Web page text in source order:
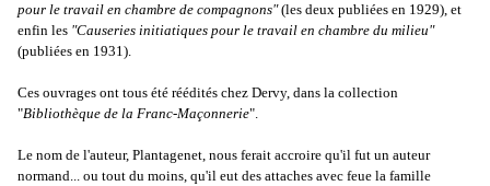
pour le travail en chambre de compagnons"(les deux publiées en 1929), et
enfin les "Causeries initiatiques pour le travail en chambre du milieu"
(publiées en 1931).
Ces ouvrages ont tous été réédités chez Dervy, dans la collection
"Bibliothèque de la Franc-Maçonnerie".
Le nom de l'auteur, Plantagenet, nous ferait accroire qu'il fut un auteur
normand... ou tout du moins, qu'il eut des attaches avec feue la famille